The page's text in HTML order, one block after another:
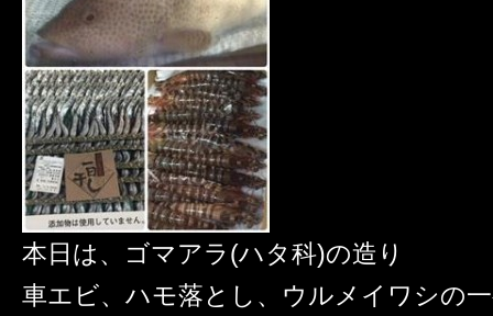
本日は、ゴマアラ(ハタ科)の造り
車エビ、ハモ落とし、ウルメイワシの